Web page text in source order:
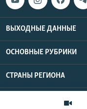
ВЫХОДНЫЕ ДАННЫЕ
ОСНОВНЫЕ РУБРИКИ
СТРАНЫ РЕГИОНА
Азаттык Азия ©